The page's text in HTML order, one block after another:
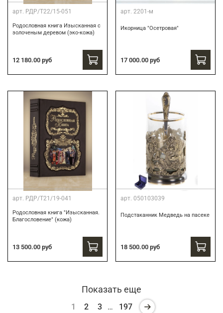
арт. РДР/Т22/15-051
Родословная книга Изысканная с
золоченым деревом (эко-кожа)
12 180.00 руб
арт. 2201-м
Икорница "Осетровая"
17 000.00 руб
арт. РДР/Т21/19-041
Родословная книга "Изысканная.
Благословение" (кожа)
13 500.00 руб
арт. 050103039
Подстаканник Медведь на пасеке
18 500.00 руб
Показать еще
1 2 3 … 197